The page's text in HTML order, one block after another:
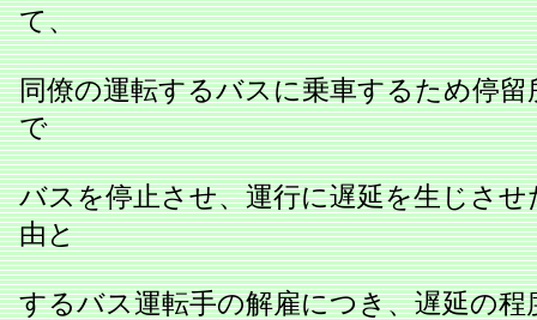
て、
同僚の運転するバスに乗車するため停留
で
バスを停止させ、運行に遅延を生じさ
由と
するバス運転手の解雇につき、遅延の程